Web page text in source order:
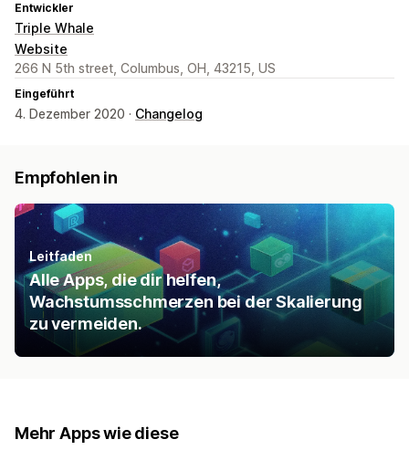
Entwickler
Triple Whale
Website
266 N 5th street, Columbus, OH, 43215, US
Eingeführt
4. Dezember 2020 · Changelog
Empfohlen in
Leitfaden
Alle Apps, die dir helfen,
Wachstumsschmerzen bei der Skalierung
zu vermeiden.
Mehr Apps wie diese